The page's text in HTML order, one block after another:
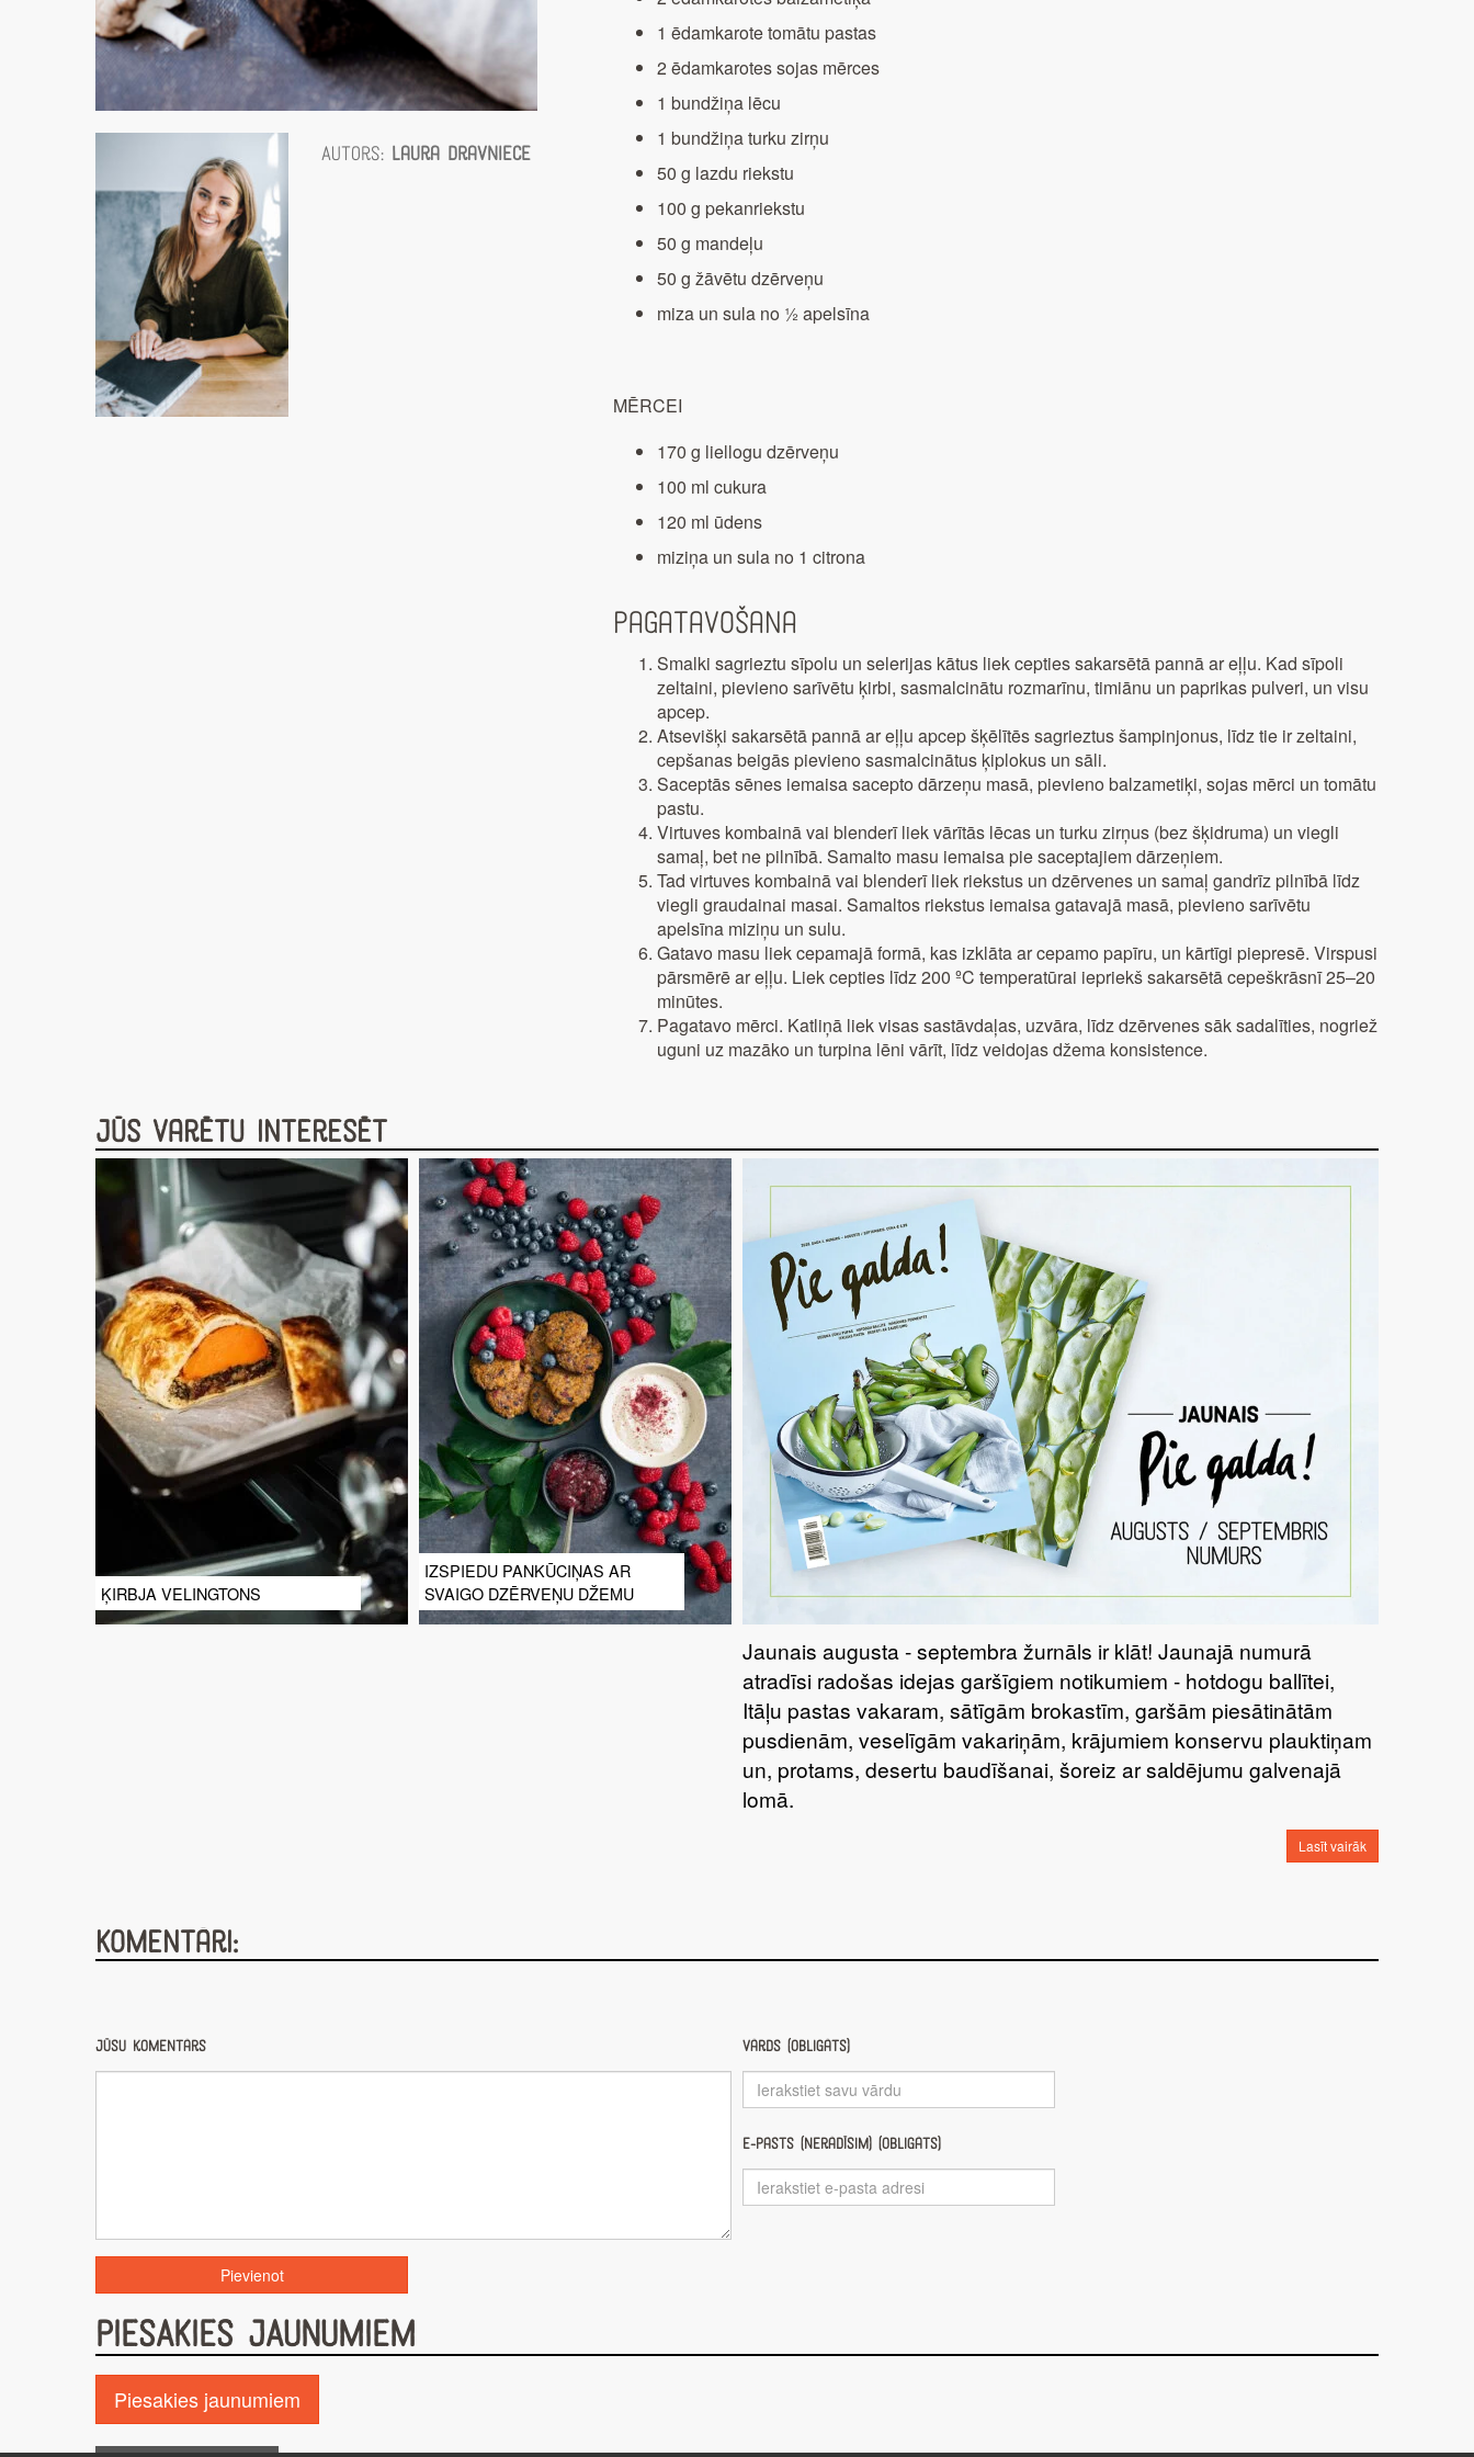
Autors: Laura Dravniece
1 ēdamkarote tomātu pastas
2 ēdamkarotes sojas mērces
1 bundžiņa lēcu
1 bundžiņa turku zirņu
50 g lazdu riekstu
100 g pekanriekstu
50 g mandeļu
50 g žāvētu dzērveņu
miza un sula no ½ apelsīna
MĒRCEI
170 g liellogu dzērveņu
100 ml cukura
120 ml ūdens
miziņa un sula no 1 citrona
Pagatavošana
Smalki sagrieztu sīpolu un selerijas kātus liek cepties sakarsētā pannā ar eļļu. Kad sīpoli
zeltaini, pievieno sarīvētu ķirbi, sasmalcinātu rozmarīnu, timiānu un paprikas pulveri, un visu
apcep.
Atsevišķi sakarsētā pannā ar eļļu apcep šķēlītēs sagrieztus šampinjonus, līdz tie ir zeltaini,
cepšanas beigās pievieno sasmalcinātus ķiplokus un sāli.
Saceptās sēnes iemaisa sacepto dārzeņu masā, pievieno balzametiķi, sojas mērci un tomātu
pastu.
Virtuves kombainā vai blenderī liek vārītās lēcas un turku zirņus (bez šķidruma) un viegli
samaļ, bet ne pilnībā. Samalto masu iemaisa pie saceptajiem dārzeņiem.
Tad virtuves kombainā vai blenderī liek riekstus un dzērvenes un samaļ gandrīz pilnībā līdz
viegli graudainai masai. Samaltos riekstus iemaisa gatavajā masā, pievieno sarīvētu
apelsīna miziņu un sulu.
Gatavo masu liek cepamajā formā, kas izklāta ar cepamo papīru, un kārtīgi piepresē. Virspusi
pārsmērē ar eļļu. Liek cepties līdz 200 ºC temperatūrai iepriekš sakarsētā cepeškrāsnī 25–20
minūtes.
Pagatavo mērci. Katliņā liek visas sastāvdaļas, uzvāra, līdz dzērvenes sāk sadalīties, nogriež
uguni uz mazāko un turpina lēni vārīt, līdz veidojas džema konsistence.
Jūs varētu interesēt
ĶIRBJA VELINGTONS
IZSPIEDU PANKŪCIŅAS AR
SVAIGO DZĒRVEŅU DŽEMU
Jaunais augusta - septembra žurnāls ir klāt! Jaunajā numurā
atradīsi radošas idejas garšīgiem notikumiem - hotdogu ballītei,
Itāļu pastas vakaram, sātīgām brokastīm, garšām piesātinātām
pusdienām, veselīgām vakariņām, krājumiem konservu plauktiņam
un, protams, desertu baudīšanai, šoreiz ar saldējumu galvenajā
lomā.
Lasīt vairāk
Komentāri:
Jūsu komentārs Vārds (obligāts)
E-pasts (nerādīsim) (obligāts)
PIESAKIES JAUNUMIEM
Piesakies jaunumiem